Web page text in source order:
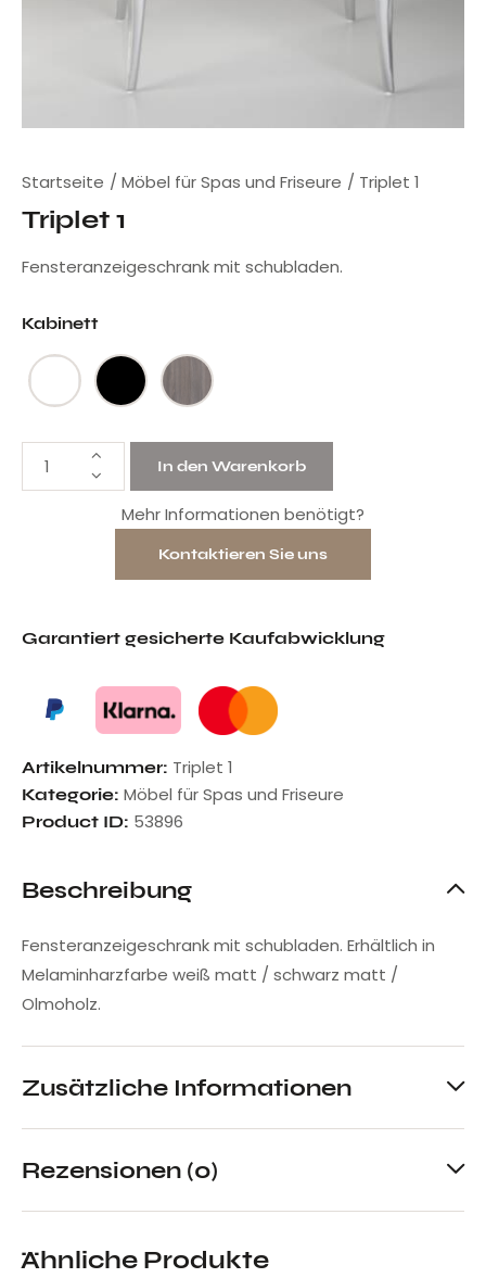
Startseite Möbel für Spas und Friseure Triplet 1
Triplet 1
Fensteranzeigeschrank mit schubladen.
Kabinett
In den Warenkorb
Mehr Informationen benötigt?
Kontaktieren Sie uns
Garantiert gesicherte Kaufabwicklung
Artikelnummer: Triplet 1
Kategorie: Möbel für Spas und Friseure
Product ID: 53896
Beschreibung
Fensteranzeigeschrank mit schubladen. Erhältlich in
Melaminharzfarbe weiß matt / schwarz matt /
Olmoholz.
Zusätzliche Informationen
Rezensionen (0)
Ähnliche Produkte